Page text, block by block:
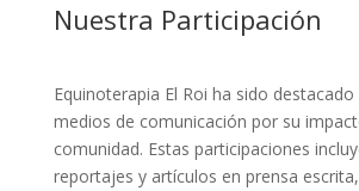
Nuestra Participación
Equinoterapia El Roi ha sido
medios de comunicación por su
comunidad. Estas participaciones
reportajes y artículos en prensa